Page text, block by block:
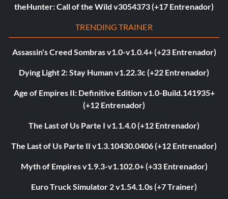
theHunter: Call of the Wild v3054373 (+17 Entrenador)
TRENDING TRAINER
Assassin's Creed Sombras v1.0-v1.0.4+ (+23 Entrenador)
Dying Light 2: Stay Human v1.22.3c (+22 Entrenador)
Age of Empires II: Definitive Edition v1.0-Build.141935+
(+12 Entrenador)
The Last of Us Parte I v1.1.4.0 (+12 Entrenador)
The Last of Us Parte II v1.3.10430.0406 (+12 Entrenador)
Myth of Empires v1.9.3-v1.102.0+ (+33 Entrenador)
Euro Truck Simulator 2 v1.54.1.0s (+7 Trainer)